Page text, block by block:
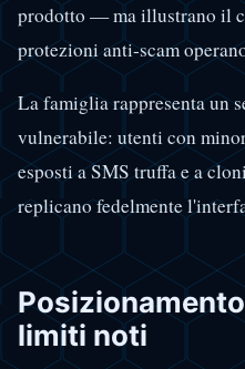
prodotto — ma illustrano il
protezioni anti-scam
La famiglia rappresenta un
vulnerabile: utenti con
esposti a SMS truffa e a
replicano fedelmente
limiti noti